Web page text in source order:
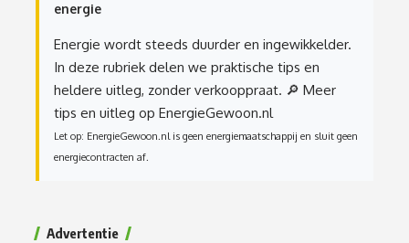
energie
Energie wordt steeds duurder en ingewikkelder.
In deze rubriek delen we praktische tips en
heldere uitleg, zonder verkooppraat. 🔎 Meer
tips en uitleg op EnergieGewoon.nl
Let op: EnergieGewoon.nl is geen energiemaatschappij en sluit geen
energiecontracten af.
Advertentie